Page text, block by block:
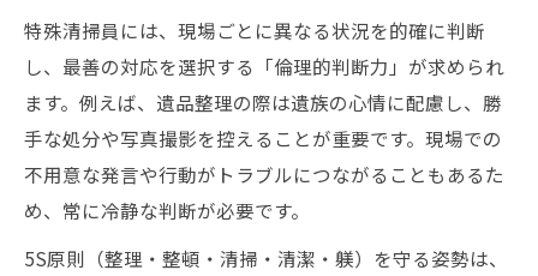
特殊清掃員には、現場ごとに異なる状況を的確に判断
し、最善の対応を選択する「倫理的判断力」が求められ
ます。例えば、遺品整理の際は遺族の心情に配慮し、勝
手な処分や写真撮影を控えることが重要です。現場での
不用意な発言や行動がトラブルにつながることもあるた
め、常に冷静な判断が必要です。
5S原則（整理・整頓・清掃・清潔・躾）を守る姿勢は、